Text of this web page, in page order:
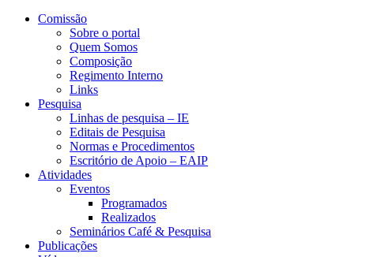
Comissão
Sobre o portal
Quem Somos
Composição
Regimento Interno
Links
Pesquisa
Linhas de pesquisa – IE
Editais de Pesquisa
Normas e Procedimentos
Escritório de Apoio – EAIP
Atividades
Eventos
Programados
Realizados
Seminários Café & Pesquisa
Publicações